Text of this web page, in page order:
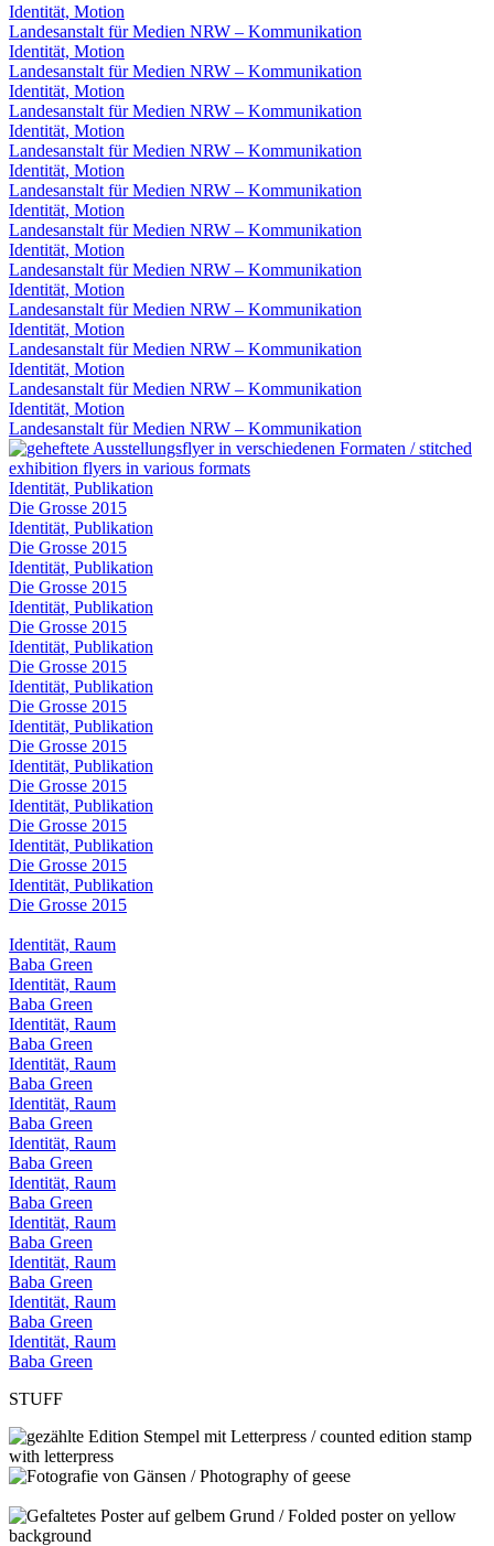
Identität, Motion
Landesanstalt für Medien NRW – Kommunikation
Identität, Motion
Landesanstalt für Medien NRW – Kommunikation
Identität, Motion
Landesanstalt für Medien NRW – Kommunikation
Identität, Motion
Landesanstalt für Medien NRW – Kommunikation
Identität, Motion
Landesanstalt für Medien NRW – Kommunikation
Identität, Motion
Landesanstalt für Medien NRW – Kommunikation
Identität, Motion
Landesanstalt für Medien NRW – Kommunikation
Identität, Motion
Landesanstalt für Medien NRW – Kommunikation
Identität, Motion
Landesanstalt für Medien NRW – Kommunikation
Identität, Motion
Landesanstalt für Medien NRW – Kommunikation
Identität, Motion
Landesanstalt für Medien NRW – Kommunikation
Identität, Publikation
Die Grosse 2015
Identität, Publikation
Die Grosse 2015
Identität, Publikation
Die Grosse 2015
Identität, Publikation
Die Grosse 2015
Identität, Publikation
Die Grosse 2015
Identität, Publikation
Die Grosse 2015
Identität, Publikation
Die Grosse 2015
Identität, Publikation
Die Grosse 2015
Identität, Publikation
Die Grosse 2015
Identität, Publikation
Die Grosse 2015
Identität, Publikation
Die Grosse 2015
Identität, Raum
Baba Green
Identität, Raum
Baba Green
Identität, Raum
Baba Green
Identität, Raum
Baba Green
Identität, Raum
Baba Green
Identität, Raum
Baba Green
Identität, Raum
Baba Green
Identität, Raum
Baba Green
Identität, Raum
Baba Green
Identität, Raum
Baba Green
Identität, Raum
Baba Green
STUFF